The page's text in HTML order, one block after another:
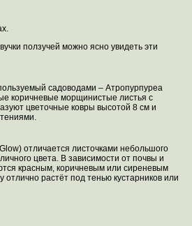
ползучей можно ясно увидеть эти
садоводами – Атропурпуреа
коричневые морщинистые листья с
цветочные ковры высотой 8 см и
отличается листочками небольшого
цвета. В зависимости от почвы и
красным, коричневым или сиреневым
отлично растёт под тенью кустарников или